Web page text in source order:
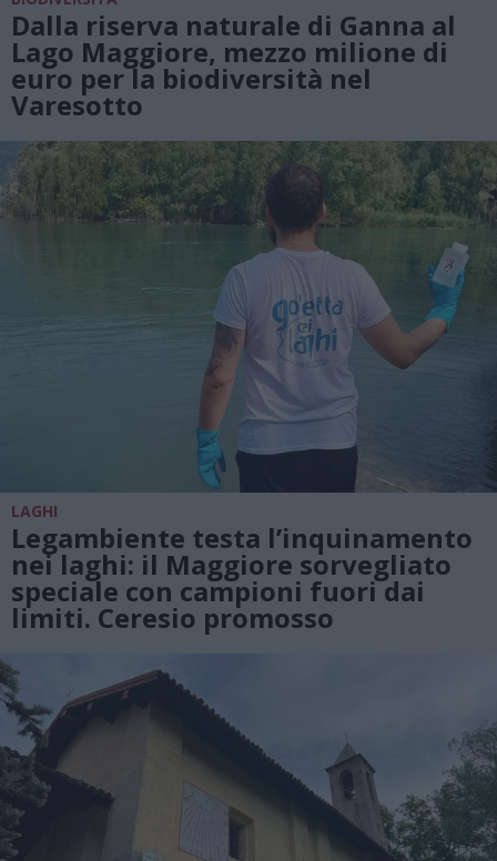
Dalla riserva naturale di Ganna al
Lago Maggiore, mezzo milione di
euro per la biodiversità nel
Varesotto
LAGHI
Legambiente testa l’inquinamento
nei laghi: il Maggiore sorvegliato
speciale con campioni fuori dai
limiti. Ceresio promosso